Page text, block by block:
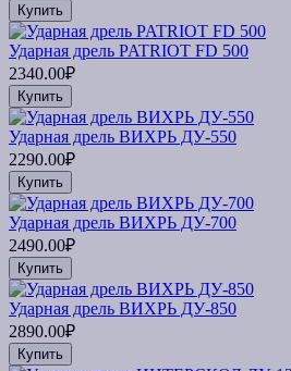
Купить
Ударная дрель PATRIOT FD 500
2340.00₽
Купить
Ударная дрель ВИХРЬ ДУ-550
2290.00₽
Купить
Ударная дрель ВИХРЬ ДУ-700
2490.00₽
Купить
Ударная дрель ВИХРЬ ДУ-850
2890.00₽
Купить